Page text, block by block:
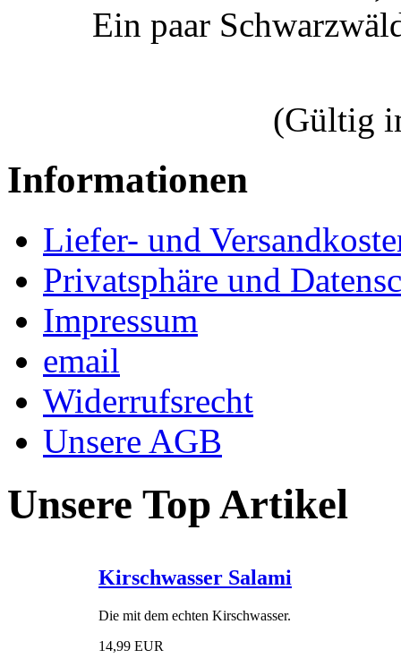
Ein paar
(Gültig
Informationen
Liefer- und
Privatsphäre und
Impressum
email
Widerrufsrecht
Unsere AGB
Unsere Top Artikel
Kirschwasser Salami
Die mit dem echten Kirschwasser.
14,99 EUR